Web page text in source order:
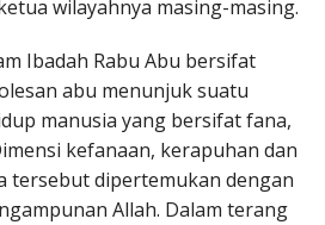
wilayahnya masing-masing.
Ibadah Rabu Abu bersifat
abu menunjuk suatu
manusia yang bersifat fana,
kefanaan, kerapuhan dan
tersebut dipertemukan dengan
Allah. Dalam terang